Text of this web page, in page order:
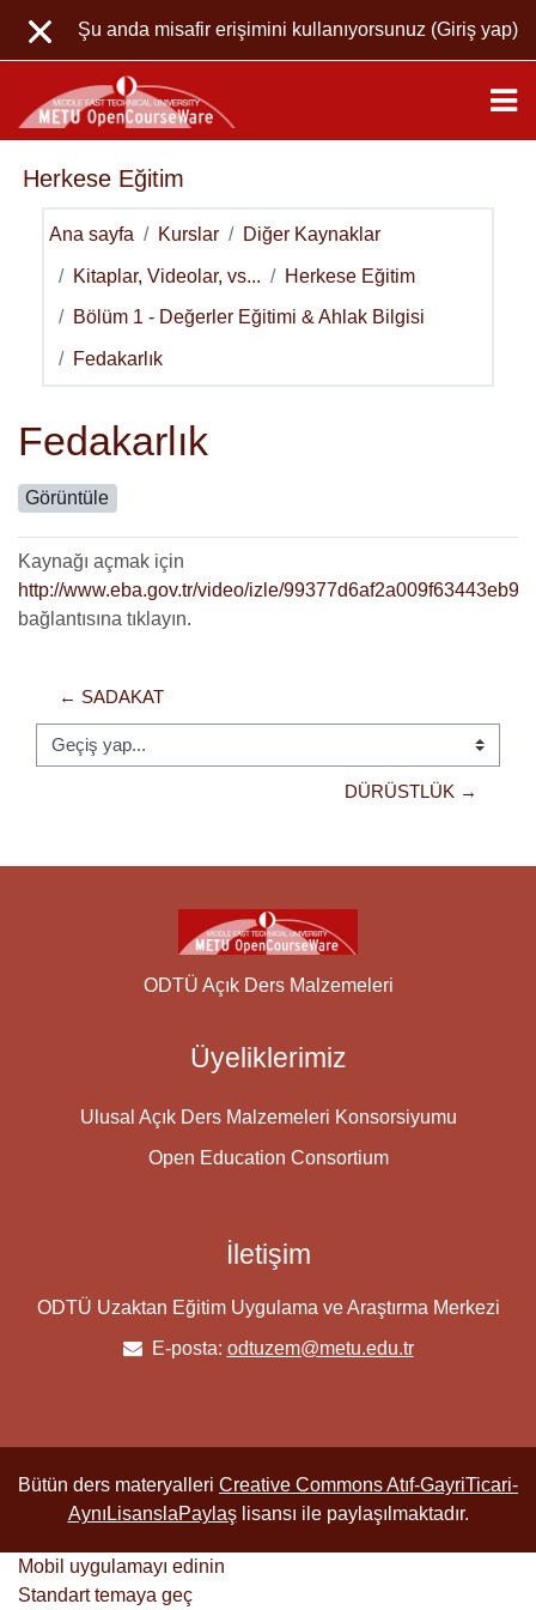
Şu anda misafir erişimini kullanıyorsunuz (Giriş yap)
Herkese Eğitim
Ana sayfa Kurslar Diğer Kaynaklar
Kitaplar, Videolar, vs... Herkese Eğitim
Bölüm 1 - Değerler Eğitimi & Ahlak Bilgisi
Fedakarlık
Fedakarlık
Görüntüle
Kaynağı açmak için
http://www.eba.gov.tr/video/izle/
bağlantısına tıklayın.
← SADAKAT
Geçiş yap...
DÜRÜSTLÜK →
ODTÜ Açık Ders Malzemeleri
Üyeliklerimiz
Ulusal Açık Ders Malzemeleri Konsorsiyumu
Open Education Consortium
İletişim
ODTÜ Uzaktan Eğitim Uygulama ve Araştırma Merkezi
E-posta: odtuzem@metu.edu.tr
Bütün ders materyalleri Creative Commons Atıf-GayriTicari-
AynıLisanslaPaylaşlisansı ile paylaşılmaktadır.
Mobil uygulamayı edinin
Standart temaya geç